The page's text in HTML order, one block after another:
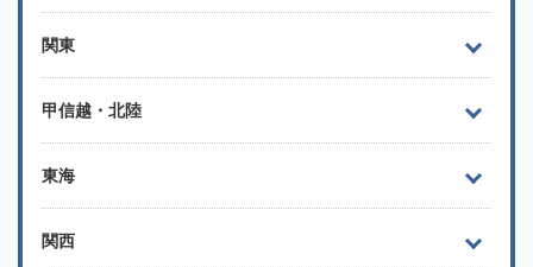
関東
甲信越・北陸
東海
関西